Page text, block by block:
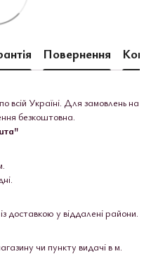
Повернення
всій Україні. Для замовлень на
безкоштовна.
доставкою у віддалені райони.
чи пункту видачі в м.